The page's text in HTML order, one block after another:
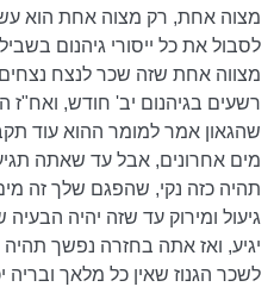
מצוה אחת, רק מצוה אחת הוא
לסבול את כל ייסורי גיהנום
מצווה אחת שזה שכר לנצח
רשעים בגיהנום יב' חודש, ואח"ז
שהגאון אמר למומר ההוא עוד
מים אחרונים, אבל עד שאתה
תהיה כזה נקי, שהפגם שלך זה
גיעול ומירוק עד שזה יהיה
יגיע, ואז אתה בחזרה נפשך
לשכר הגנוז שאין כל מלאך ובריה